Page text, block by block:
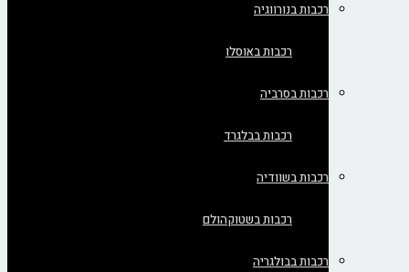
רכבות בנורווגיה
רכבות באוסלו
רכבות בסרביה
רכבות בבלגרד
רכבות בשוודיה
רכבות בשטוקהולם
רכבות בבולגריה